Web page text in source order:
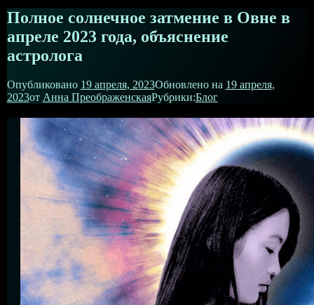
Полное солнечное затмение в Овне в
апреле 2023 года, объяснение
астролога
Опубликовано 19 апреля, 2023Обновлено на 19 апреля,
2023от Анна ПреображенскаяРубрики:Блог